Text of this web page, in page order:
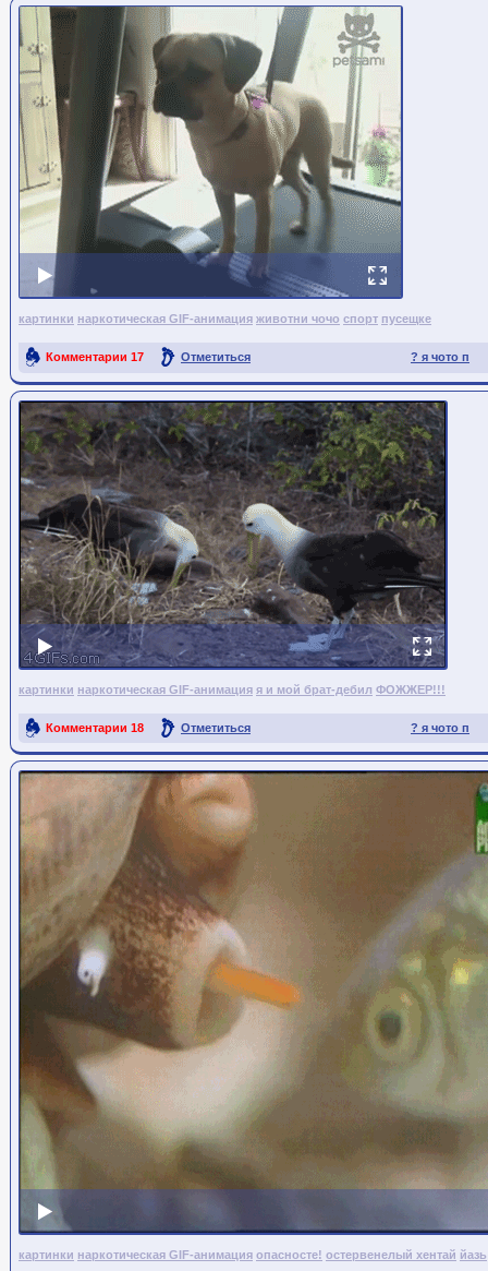
картинки наркотическая GIF-анимация животни чочо спорт пусещке
? я чото п
Комментарии 17 Отметиться
Ссылка на пост
картинки наркотическая GIF-анимация я и мой брат-дебил ФОЖЖЕР!!!
? я чото п
Комментарии 18 Отметиться
Ссылка на пост
картинки наркотическая GIF-анимация опасносте! остервенелый хентай йазь